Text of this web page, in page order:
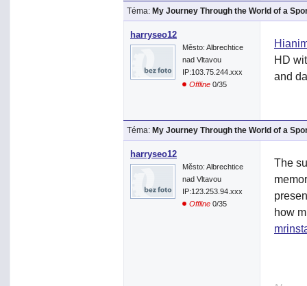
Téma: My Journey Through the World of a
harryseo12
Město: Albrechtice
nad Vltavou
IP:103.75.244.xxx
Offline 0/35
HD
and
Téma: My Journey Through the World of a
harryseo12
Město: Albrechtice
nad Vltavou
IP:123.253.94.xxx
Offline 0/35
The
how